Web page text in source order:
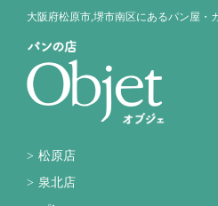
大阪府松原市,堺市南区にあるパン屋・
松原店
泉北店